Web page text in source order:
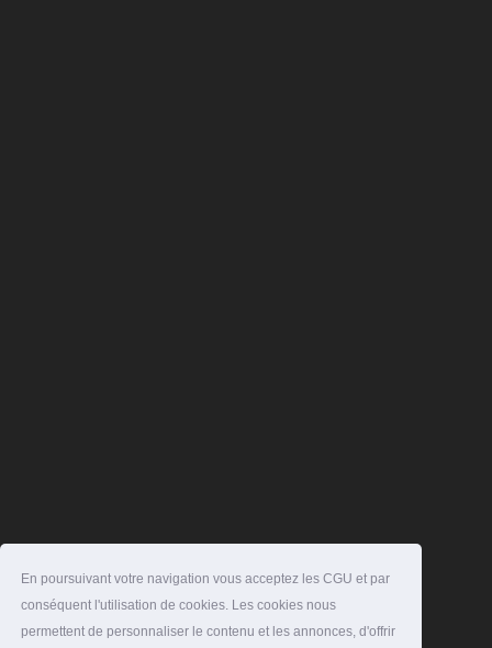
En poursuivant votre navigation vous acceptez les CGU et par
conséquent l'utilisation de cookies. Les cookies nous
permettent de personnaliser le contenu et les annonces, d'offrir